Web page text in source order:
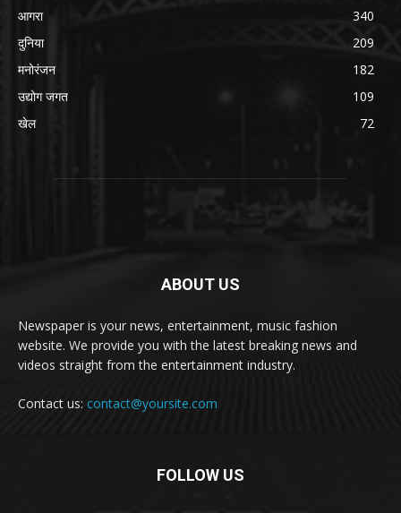
आगरा
340
दुनिया
209
मनोरंजन
182
उद्योग जगत
109
खेल
72
ABOUT US
Newspaper is your news, entertainment, music fashion
website. We provide you with the latest breaking news and
videos straight from the entertainment industry.
Contact us: contact@yoursite.com
FOLLOW US